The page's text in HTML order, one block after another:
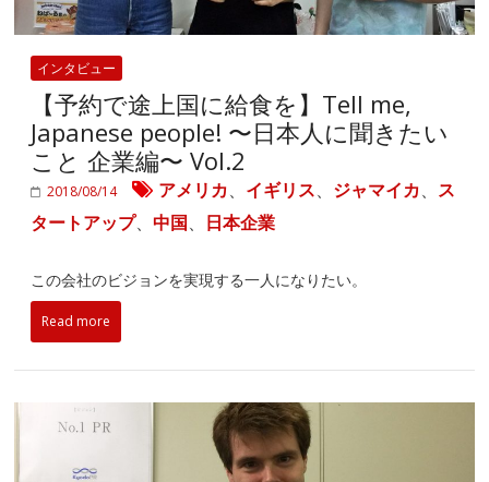
インタビュー
【予約で途上国に給食を】Tell me,
Japanese people! 〜日本人に聞きたい
こと 企業編〜 Vol.2
2018/08/14 アメリカ、 イギリス、 ジャマイカ、 ス
タートアップ、中国、 日本企業
この会社のビジョンを実現する一人になりたい。
Read more